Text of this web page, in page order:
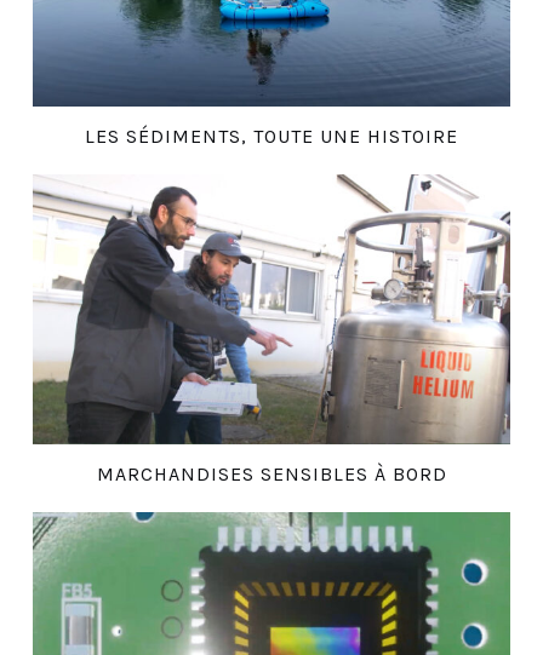
LES SÉDIMENTS, TOUTE UNE HISTOIRE
MARCHANDISES SENSIBLES À BORD